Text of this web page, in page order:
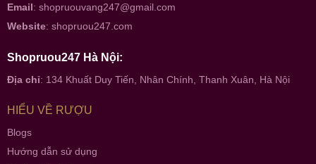
Email: shopruouvang247@gmail.com
Website: shopruou247.com
Shopruou247 Hà Nội:
Địa chỉ: 134 Khuất Duy Tiến, Nhân Chính, Thanh Xuân, Hà Nội
HIỂU VỀ RƯỢU
Blogs
Hướng dẫn sử dụng